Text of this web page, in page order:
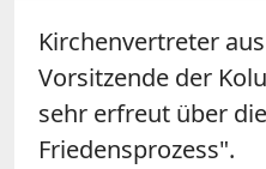
Kirchenvertreter
Vorsitzende der
sehr erfreut über
Friedensprozess".